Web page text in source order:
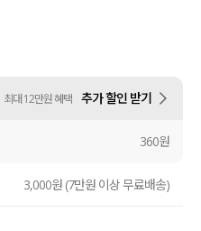
최대 12만원 혜택 추가 할인 받기
360원
3,000원 (7만원 이상 무료배송)